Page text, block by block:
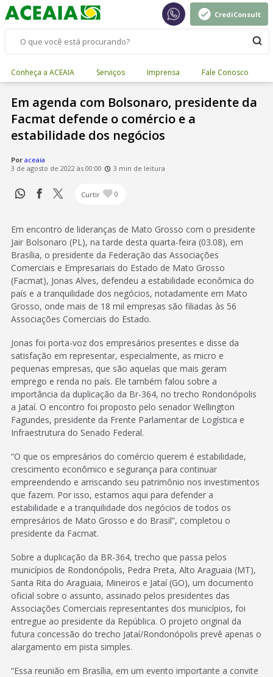
CrediConsult
Conheça a ACEAIA Serviços Imprensa Fale Conosco
Em agenda com Bolsonaro, presidente da
Facmat defende o comércio e a
estabilidade dos negócios
Por aceaia
3 de agosto de 2022 às 00:00
3 min de leitura
Curtir 0
Em encontro de lideranças de Mato Grosso com o presidente
Jair Bolsonaro (PL), na tarde desta quarta-feira (03.08), em
Brasília, o presidente da Federação das Associações
Comerciais e Empresariais do Estado de Mato Grosso
(Facmat), Jonas Alves, defendeu a estabilidade econômica do
país e a tranquilidade dos negócios, notadamente em Mato
Grosso, onde mais de 18 mil empresas são filiadas às 56
Associações Comerciais do Estado.
Jonas foi porta-voz dos empresários presentes e disse da
satisfação em representar, especialmente, as micro e
pequenas empresas, que são aquelas que mais geram
emprego e renda no país. Ele também falou sobre a
importância da duplicação da Br-364, no trecho Rondonópolis
a Jataí. O encontro foi proposto pelo senador Wellington
Fagundes, presidente da Frente Parlamentar de Logística e
Infraestrutura do Senado Federal.
“O que os empresários do comércio querem é estabilidade,
crescimento econômico e segurança para continuar
empreendendo e arriscando seu patrimônio nos investimentos
que fazem. Por isso, estamos aqui para defender a
estabilidade e a tranquilidade dos negócios de todos os
empresários de Mato Grosso e do Brasil”, completou o
presidente da Facmat.
Sobre a duplicação da BR-364, trecho que passa pelos
municípios de Rondonópolis, Pedra Preta, Alto Araguaia (MT),
Santa Rita do Araguaia, Mineiros e Jataí (GO), um documento
oficial sobre o assunto, assinado pelos presidentes das
Associações Comerciais representantes dos municípios, foi
entregue ao presidente da República. O projeto original da
futura concessão do trecho Jataí/Rondonópolis prevê apenas o
alargamento em pista simples.
“Essa reunião em Brasília, em um evento importante a convite